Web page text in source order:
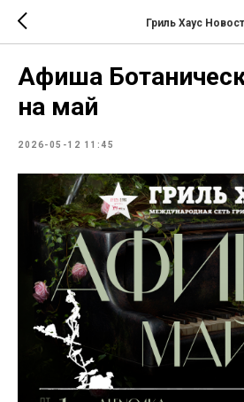
Гриль Хаус
Афиша
на май
2026-05-12 11:45